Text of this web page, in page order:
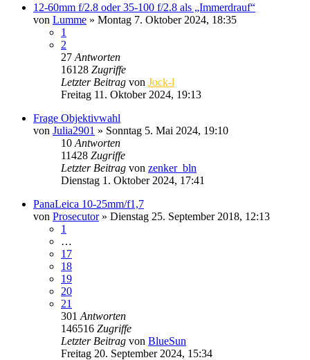
12-60mm f/2.8 oder 35-100 f/2.8 als „Immerdrauf“
von Lumme » Montag 7. Oktober 2024, 18:35
1
2
27 Antworten
16128 Zugriffe
Letzter Beitrag von Jock-l
Freitag 11. Oktober 2024, 19:13
Frage Objektivwahl
von Julia2901 » Sonntag 5. Mai 2024, 19:10
10 Antworten
11428 Zugriffe
Letzter Beitrag von zenker_bln
Dienstag 1. Oktober 2024, 17:41
PanaLeica 10-25mm/f1,7
von Prosecutor» Dienstag 25. September 2018, 12:13
1
…
17
18
19
20
21
301 Antworten
146516 Zugriffe
Letzter Beitrag von BlueSun
Freitag 20. September 2024, 15:34